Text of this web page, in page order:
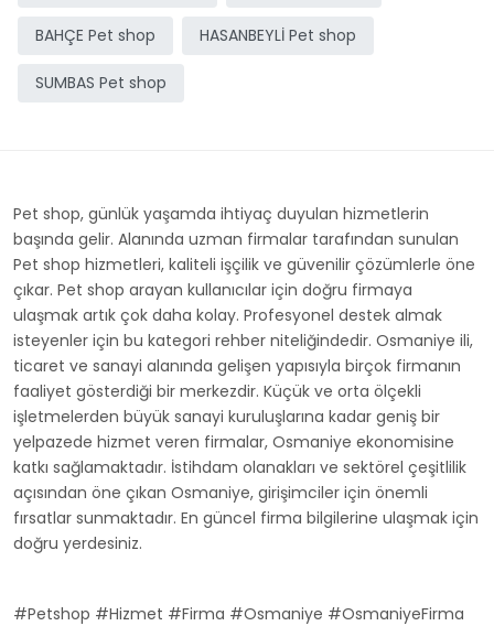
BAHÇE Pet shop HASANBEYLİ Pet shop
SUMBAS Pet shop
Pet shop, günlük yaşamda ihtiyaç duyulan hizmetlerin
başında gelir. Alanında uzman firmalar tarafından sunulan
Pet shop hizmetleri, kaliteli işçilik ve güvenilir çözümlerle öne
çıkar. Pet shop arayan kullanıcılar için doğru firmaya
ulaşmak artık çok daha kolay. Profesyonel destek almak
isteyenler için bu kategori rehber niteliğindedir. Osmaniye ili,
ticaret ve sanayi alanında gelişen yapısıyla birçok firmanın
faaliyet gösterdiği bir merkezdir. Küçük ve orta ölçekli
işletmelerden büyük sanayi kuruluşlarına kadar geniş bir
yelpazede hizmet veren firmalar, Osmaniye ekonomisine
katkı sağlamaktadır. İstihdam olanakları ve sektörel çeşitlilik
açısından öne çıkan Osmaniye, girişimciler için önemli
fırsatlar sunmaktadır. En güncel firma bilgilerine ulaşmak için
doğru yerdesiniz.
#Petshop #Hizmet #Firma #Osmaniye #OsmaniyeFirma